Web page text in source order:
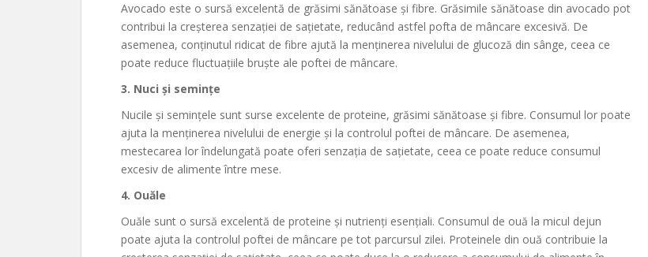
Avocado este o sursă excelentă de grăsimi sănătoase și fibre. Grăsimile sănătoase din avocado pot
contribui la creșterea senzației de sațietate, reducând astfel pofta de mâncare excesivă. De
asemenea, conținutul ridicat de fibre ajută la menținerea nivelului de glucoză din sânge, ceea ce
poate reduce fluctuațiile bruște ale poftei de mâncare.
3. Nuci și semințe
Nucile și semințele sunt surse excelente de proteine, grăsimi sănătoase și fibre. Consumul lor poate
ajuta la menținerea nivelului de energie și la controlul poftei de mâncare. De asemenea,
mestecarea lor îndelungată poate oferi senzația de sațietate, ceea ce poate reduce consumul
excesiv de alimente între mese.
4. Ouăle
Ouăle sunt o sursă excelentă de proteine și nutrienți esențiali. Consumul de ouă la micul dejun
poate ajuta la controlul poftei de mâncare pe tot parcursul zilei. Proteinele din ouă contribuie la